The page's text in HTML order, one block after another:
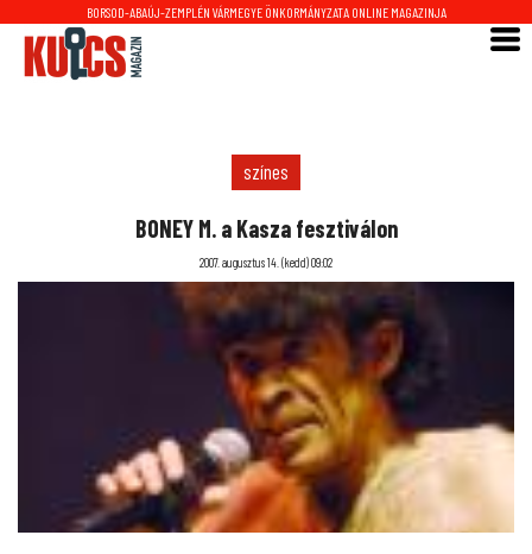
BORSOD-ABAÚJ-ZEMPLÉN VÁRMEGYE ÖNKORMÁNYZATA ONLINE MAGAZINJA
színes
BONEY M. a Kasza fesztiválon
2007. augusztus 14. (kedd) 09:02